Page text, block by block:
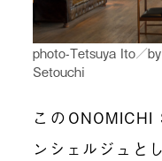
photo-Tetsuya Ito／
Setouchi
この
ンシェルジュと